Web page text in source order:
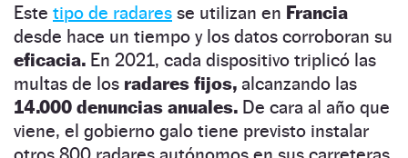
Este tipo de radares se utilizan en Francia
desde hace un tiempo y los datos corroboran su
eficacia. En 2021, cada dispositivo triplicó las
multas de los radares fijos, alcanzando las
14.000 denuncias anuales. De cara al año que
viene, el gobierno galo tiene previsto instalar